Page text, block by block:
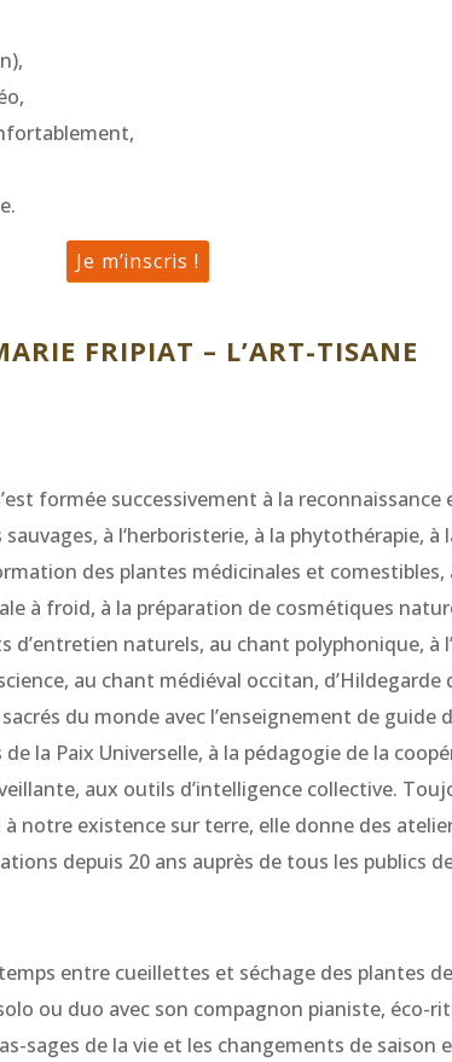
Je m’inscris !
FRIPIAT – L’ART-TISANE
formée successivement à la reconnaissance
sauvages, à l‘herboristerie, à la phytothérapie, à
des plantes médicinales et comestibles,
à froid, à la préparation de cosmétiques
d’entretien naturels, au chant polyphonique, à
au chant médiéval occitan, d’Hildegarde
du monde avec l’enseignement de guide
de la Paix Universelle, à la pédagogie de la
aux outils d’intelligence collective.
notre existence sur terre, elle donne des
depuis 20 ans auprès de tous les publics
entre cueillettes et séchage des plantes
ou duo avec son compagnon pianiste, éco-
sages de la vie et les changements de saison